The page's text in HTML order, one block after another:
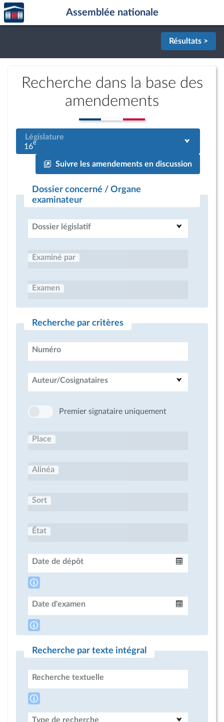
Aller au contenu
Aller en bas de la page
Accèder
à la
page
Assemblée nationale
Résultats >
Recherche dans la base des
amendements
Législature
16e
Suivre les amendements en discussion
Dossier concerné / Organe
examinateur
Dossier législatif
Examiné par
Examen
Recherche par critères
Numéro
Auteur/Cosignataires
Premier signataire uniquement
Place
Alinéa
Sort
État
Date de dépôt
Date d'examen
Recherche par texte intégral
Recherche textuelle
Type de recherche